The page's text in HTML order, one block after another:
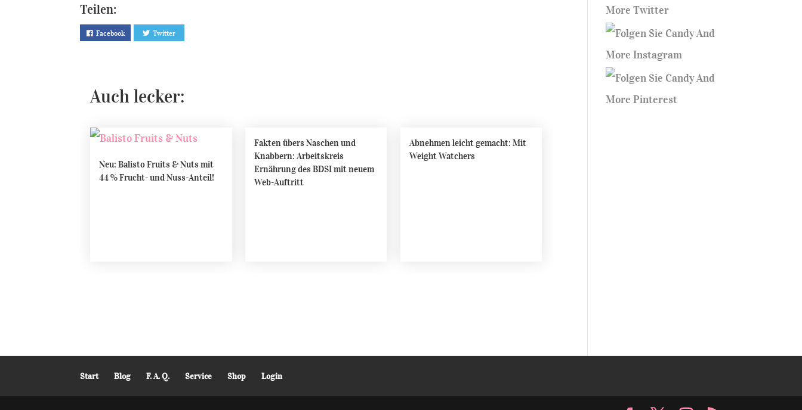
Teilen:
Facebook Twitter
Auch lecker:
Neu: Balisto Fruits & Nuts mit
44 % Frucht- und Nuss-Anteil!
Fakten übers Naschen und
Knabbern: Arbeitskreis
Ernährung des BDSI mit neuem
Web-Auftritt
Abnehmen leicht gemacht: Mit
Weight Watchers
Start Blog F. A. Q. Service Shop Login